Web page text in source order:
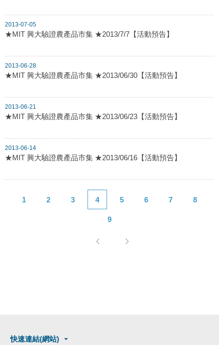
2013-07-05
★MIT 興大驗證農產品市集 ★2013/7/7【活動預告】
2013-06-28
★MIT 興大驗證農產品市集 ★2013/06/30【活動預告】
2013-06-21
★MIT 興大驗證農產品市集 ★2013/06/23【活動預告】
2013-06-14
★MIT 興大驗證農產品市集 ★2013/06/16【活動預告】
1 2 3 4 5 6 7 8
9
快速連結(網站)